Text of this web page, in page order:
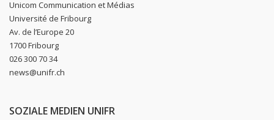
Unicom Communication et Médias
Université de Fribourg
Av. de l’Europe 20
1700 Fribourg
026 300 70 34
news@unifr.ch
SOZIALE MEDIEN UNIFR